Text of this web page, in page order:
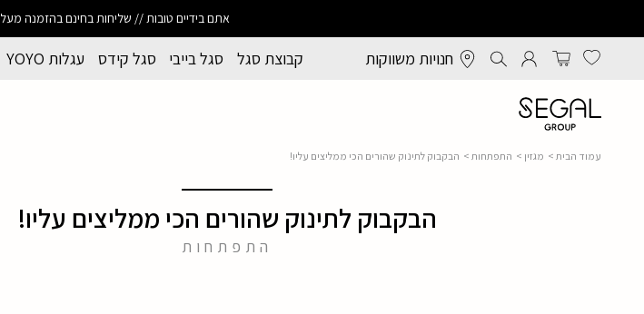
אתם בידיים טובות // שליחות בחינם בהזמנה מעל 299 ש"ח (לא כולל ריהוט ומזרנים)
חנויות משווקות קבוצת סגל סגל בייבי סגל קידס עגלות YOYO
עמוד הבית > מגזין > התפתחות > הבקבוק לתינוק שהורים הכי ממליצים עליו!
הבקבוק לתינוק שהורים הכי ממליצים עליו!
התפתחות